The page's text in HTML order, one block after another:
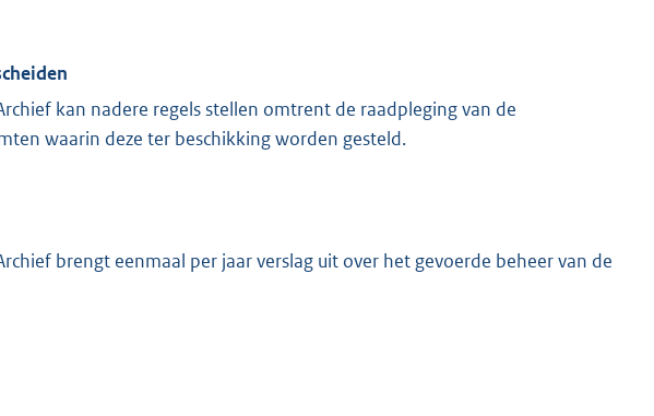
kan nadere regels stellen omtrent de raadpleging van de
waarin deze ter beschikking worden gesteld.
brengt eenmaal per jaar verslag uit over het gevoerde beheer van de